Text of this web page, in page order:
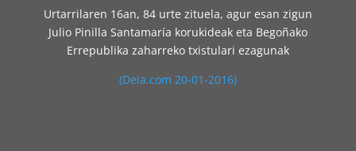
Urtarrilaren 16an, 84 urte zituela, agur esan zigun
Julio Pinilla Santamaría korukideak eta Begoñako
Errepublika zaharreko txistulari ezagunak
(Deia.com 20-01-2016)